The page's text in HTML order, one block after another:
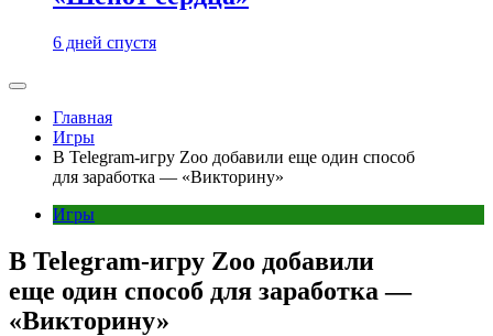
6 дней спустя
Главная
Игры
В Telegram-игру Zoo добавили еще один способ
для заработка — «Викторину»
Игры
В Telegram-игру Zoo добавили
еще один способ для заработка —
«Викторину»